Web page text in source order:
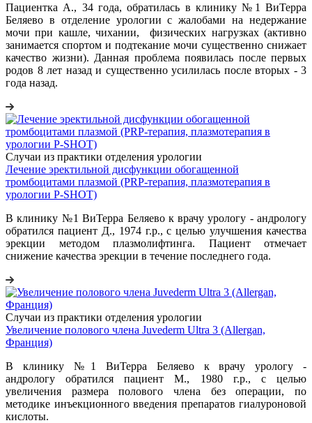
Пациентка А., 34 года, обратилась в клинику №1 ВиТерра
Беляево в отделение урологии с жалобами на недержание
мочи при кашле, чихании, физических нагрузках (активно
занимается спортом и подтекание мочи существенно снижает
качество жизни). Данная проблема появилась после первых
родов 8 лет назад и существенно усилилась после вторых - 3
года назад.
Случаи из практики отделения урологии
Лечение эректильной дисфункции обогащенной
тромбоцитами плазмой (PRP-терапия, плазмотерапия в
урологии P-SHOT)
В клинику №1 ВиТерра Беляево к врачу урологу - андрологу
обратился пациент Д., 1974 г.р., с целью улучшения качества
эрекции методом плазмолифтинга. Пациент отмечает
снижение качества эрекции в течение последнего года.
Случаи из практики отделения урологии
Увеличение полового члена Juvederm Ultra 3 (Allergan,
Франция)
В клинику №1 ВиТерра Беляево к врачу урологу -
андрологу обратился пациент М., 1980 г.р., с целью
увеличения размера полового члена без операции, по
методике инъекционного введения препаратов гиалуроновой
кислоты.